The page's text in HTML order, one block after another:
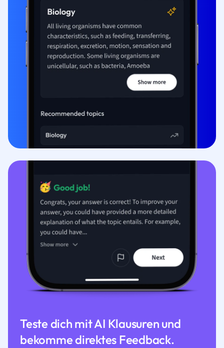
Teste dich mit AI Klausuren und
bekomme direktes Feedback.